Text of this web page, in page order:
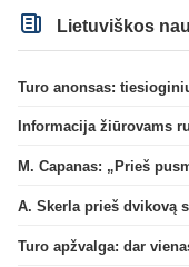
Lietuviškos
Turo anonsas:
Informacija žiūrovams
Turo apžvalga: dar